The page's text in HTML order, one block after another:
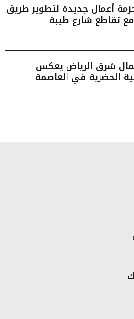
أعمال جديدة لتطوير طريق
تقاطع شارع طيبة
شرق الرياض يعكس
الحضرية في العاصمة